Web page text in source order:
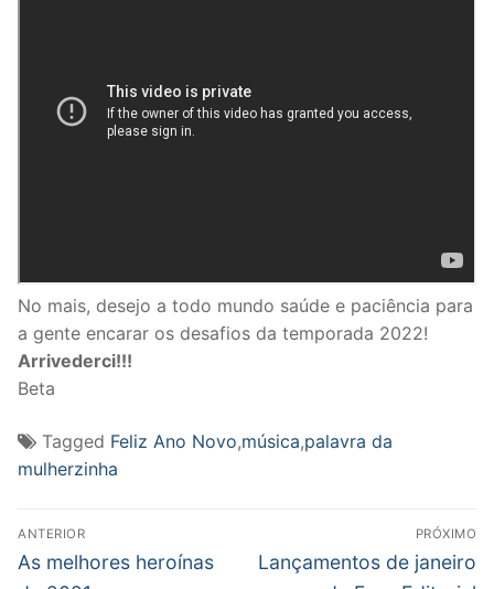
No mais, desejo a todo mundo saúde e paciência para
a gente encarar os desafios da temporada 2022!
Arrivederci!!!
Beta
Tagged Feliz Ano Novo,música,palavra da
mulherzinha
Navegação
de
ANTERIOR
Post
As melhores heroínas
PRÓXIMO
Próximo
Lançamentos de janeiro